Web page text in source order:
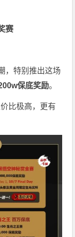
赛
，特别推出这场
保底奖励。
比极高，更有